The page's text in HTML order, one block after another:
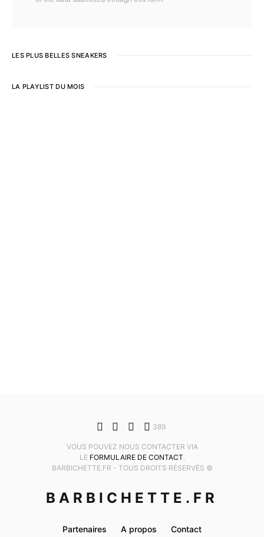
LES PLUS BELLES SNEAKERS
LA PLAYLIST DU MOIS
389
VOUS POUVEZ NOUS CONTACTER VIA
LE FORMULAIRE DE CONTACT.
BARBICHETTE.FR - TOUS DROITS RÉSERVÉS ©
BARBICHETTE.FR
Partenaires A propos Contact